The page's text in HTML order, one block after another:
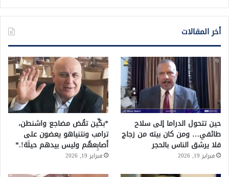
أخر المقالات
حين تتحول الدراما إلى سلاح
طائفي… ومن كان بيته من زجاج
فلا يرشق الناس بالحجر
فبراير 19, 2026
*بكِّين تقُض مضاجع واشنطن،
ترامب ونتنياهو يعضون على
أصابِعهُم وليس بيدهم حيلَة!.*
فبراير 19, 2026